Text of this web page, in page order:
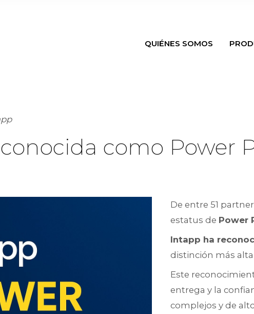
QUIÉNES SOMOS
como Power
De entre 51
estatus de Power
Intapp ha
distinción más
Este
entrega y la
complejos y de